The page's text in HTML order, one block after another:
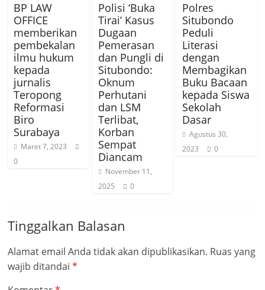
BP LAW
OFFICE
memberikan
pembekalan
ilmu hukum
kepada
jurnalis
Teropong
Reformasi
Biro
Surabaya
Maret 7, 2023
0
Polisi ‘Buka
Tirai’ Kasus
Dugaan
Pemerasan
dan Pungli di
Situbondo:
Oknum
Perhutani
dan LSM
Terlibat,
Korban
Sempat
Diancam
November 11,
2025
0
Polres
Situbondo
Peduli
Literasi
dengan
Membagikan
Buku Bacaan
kepada Siswa
Sekolah
Dasar
Agustus 30,
2023
0
Tinggalkan Balasan
Alamat email Anda tidak akan dipublikasikan. Ruas yang
wajib ditandai*